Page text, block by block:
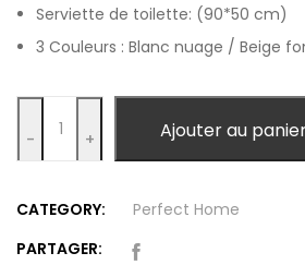
Serviette de toilette: (90*50 cm)
3 Couleurs : Blanc nuage / Beige
-
+ Ajouter au
CATEGORY:
Perfect Home
PARTAGER: